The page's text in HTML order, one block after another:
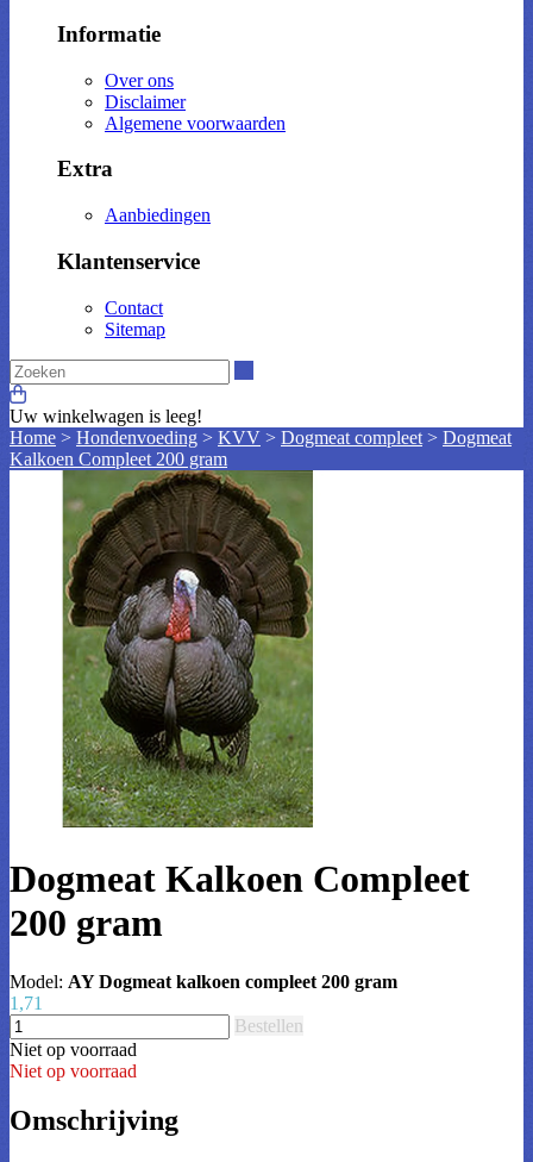
Informatie
Over ons
Disclaimer
Algemene voorwaarden
Extra
Aanbiedingen
Klantenservice
Contact
Sitemap
Uw winkelwagen is leeg!
Home > Hondenvoeding > KVV > Dogmeat compleet > Dogmeat
Kalkoen Compleet 200 gram
Dogmeat Kalkoen Compleet
200 gram
Model: AY Dogmeat kalkoen compleet 200 gram
1,71
Bestellen
Niet op voorraad
Niet op voorraad
Omschrijving